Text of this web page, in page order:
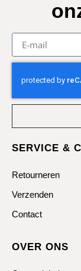
SERVICE &
Retourneren
Verzenden
Contact
OVER ONS